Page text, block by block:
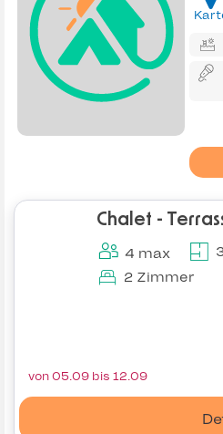
Chalet -
4 max
2 Zimmer
von 05.09 bis 12.09